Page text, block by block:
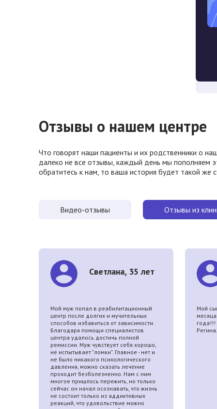
Отзывы о нашем центре
Что говорят наши пациенты и их родственники о
далеко не все отзывы, каждый день мы пополняем
обратитесь к нам, то ваша история будет такой же
Видео-отзывы Отзывы из
Светлана, 35 лет
Мой муж попал в реабилитационный
центр после долгих и мучительных
способов избавиться от зависимости.
Благодаря помощи специалистов
центра удалось достичь полной
ремиссии. Муж чувствует себя хорошо,
не испытывает "ломки". Главное - нет и
не было никакого психологического
давления, можно сказать лечение
проходит безболезненно. Нам с ним
многое пришлось пережить, но только
сейчас он начал осознавать, что жизнь
не состоит только из аддиктивных
реакций, что удовольствие можно
Мой
Регина.